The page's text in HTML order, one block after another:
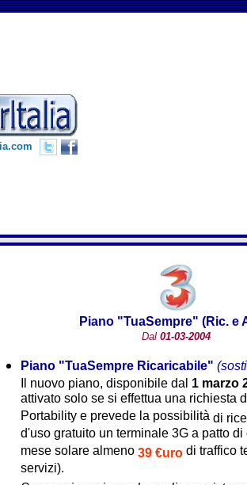
Piano "TuaSempre" (Ric. e
Dal01-03-2004
Piano "TuaSempre Ricaricabile"
Il nuovo piano, disponibile dal 1 marzo
attivato solo se si effettua una richiesta
Portability e prevede la possibilità di
d'uso gratuito un terminale 3G a patto
mese solare almeno 39 €uro di traffico
servizi).